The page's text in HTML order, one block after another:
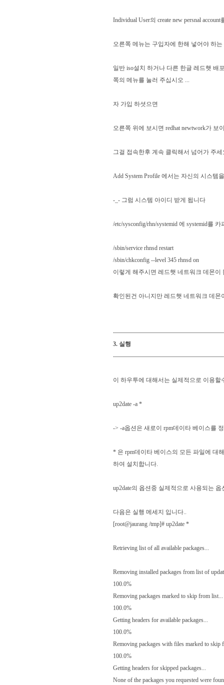
Individual User의 create new persnal
오른쪽 메뉴는 구입자에 한해 넣어야 하는
일반 iso설치 하거나 다른 한글 레드햇 배
쪽의 메뉴를 눌러 주십시오 ...
자 가입 하셧으면
오른쪽 위에 보시면 redhat newtwork가 보
그걸 접속한후 계속 클릭해서 넘어가 주세
Add System Profile 에서는 자신의 시스템
-_- 그럼 시스템 아이디 받게 됩니다
/etc/sysconfig/rhn/systemid 에 systemid를 카
/sbin/service rhnsd restart
/sbin/chkconfig --level 345 rhnsd on
이렇게 해주시면 레드햇 네트워크 데몬이
확인된건 아니지만 레드햇 네트워크 데몬
3. 실행
이 하우투에 대해서는 실제적으로 이용할
up2date -a *
-> -a옵션은 새로이 rpm데이타 베이스를
* 은 rpm데이타 베이스의 모든 파일에 대
하여 설치합니다.
up2date의 옵션중 실제적으로 사용되는
다음은 실행 메세지 입니다..
[root@jaurang /tmp]# up2date *
Retrieving list of all available packages...
Removing installed packages from list of
100.0%
Removing packages marked to skip from list...
100.0%
Getting headers for available packages...
100.0%
Removing packages with files marked to skip
100.0%
Getting headers for skipped packages...
None of the packages you requested were